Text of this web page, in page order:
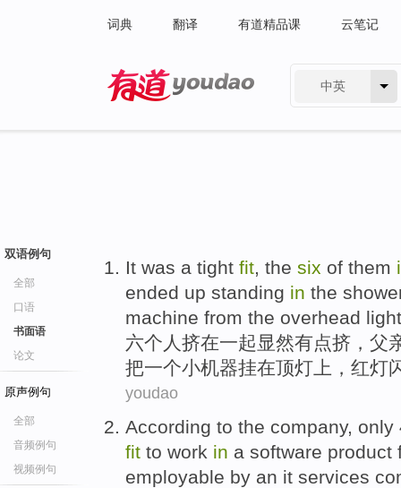
词典 翻译 有道精品课 云笔记
中英
双语例句
全部
口语
书面语
论文
原声例句
全部
音频例句
视频例句
It was a tight fit, the six of them
ended up standing in the
machine from the overhead
六个人 挤在一起显然有点挤， 父
把一个小机器挂在顶灯上，红灯
youdao
According to the company, only
fit to work in a software product
employable by an it services